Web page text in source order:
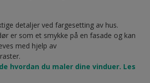
detaljer ved fargesetting av hus.
er som et smykke på en fasade og kan
med hjelp av
hvordan du maler dine vinduer. Les